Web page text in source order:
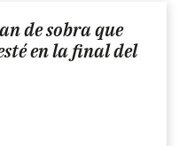
de sobra que
en la final del